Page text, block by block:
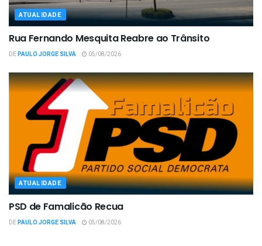
ATUALIDADE
Rua Fernando Mesquita Reabre ao Trânsito
DEPAULO JORGE SILVA 05/08/2026
ATUALIDADE
PSD de Famalicão Recua
DEPAULO JORGE SILVA 05/08/2026